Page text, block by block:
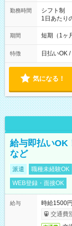
勤務時間
シフト制
1日あたり
日~2026年
※週3~5日
り ※夜勤
期間 短期（1ヶ
特徴 日払いOK
気になる！
給与即払いOK
など
派遣 職種未経験OK
WEB登録・面接OK
給与
時給1500
交通費